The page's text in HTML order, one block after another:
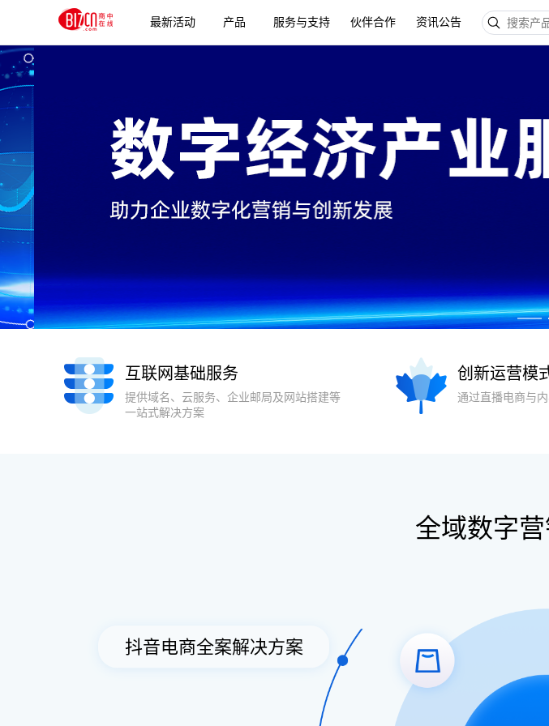
最新活动 产品 服务与支持 伙伴合作 资讯公告
创新运营模
通过直播电商与
互联网基础服务
提供域名、云服务、企业邮局及网站搭建等
一站式解决方案
全域数字
抖音电商全案解决方案